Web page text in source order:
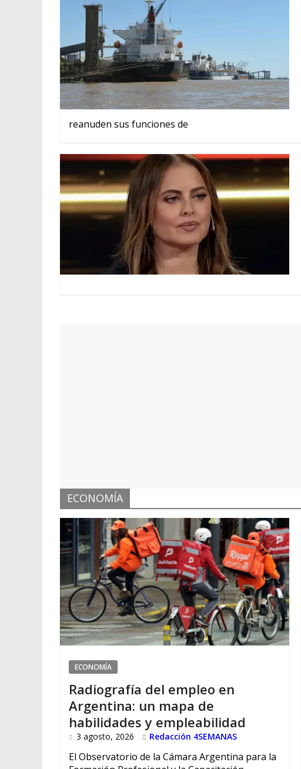
reanuden sus funciones de
ECONOMÍA
ECONOMÍA
Radiografía del empleo en
Argentina: un mapa de
habilidades y empleabilidad
3 agosto, 2026 Redacción 4SEMANAS
El Observatorio de la Cámara Argentina para la